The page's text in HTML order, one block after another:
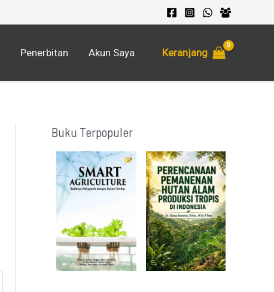
Penerbitan Akun Saya Keranjang
Buku Terpopuler